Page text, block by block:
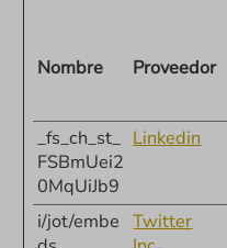
Nombre Proveedor
_fs_ch_st_
FSBmUei2
0MqUiJb9
Linkedin
i/jot/embe
Twitter